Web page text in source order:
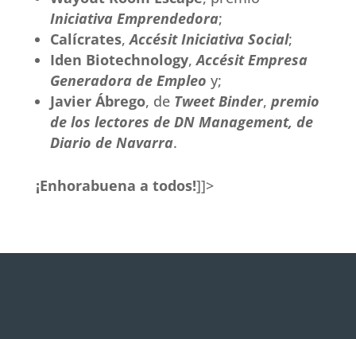
Iniciativa Emprendedora;
Calícrates,Accésit Iniciativa Social;
Iden Biotechnology,Accésit Empresa
Generadora de Empleo y;
Javier Ábrego, de Tweet Binder, premio
de los lectores de DN Management, de
Diario de Navarra.
¡Enhorabuena a todos!]]>